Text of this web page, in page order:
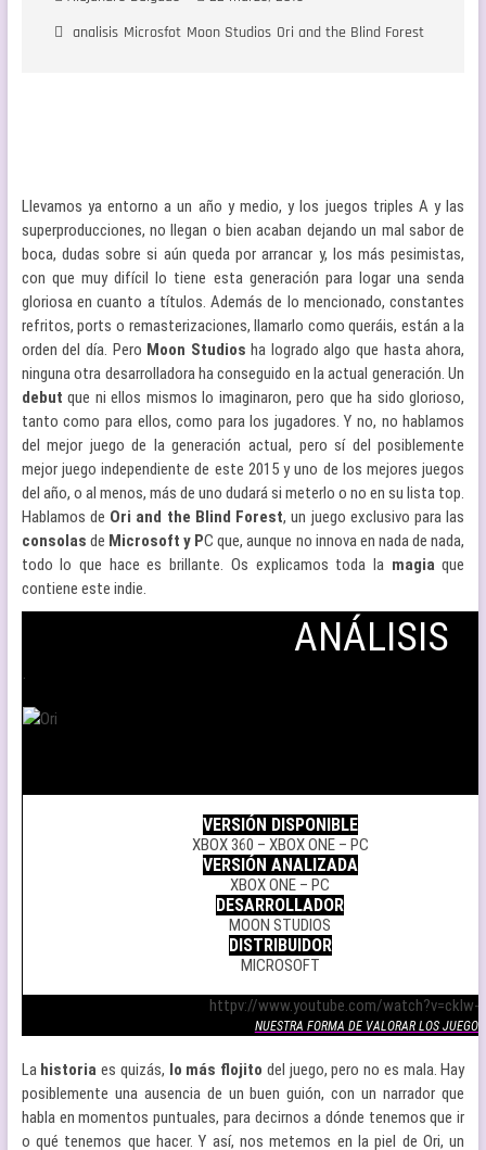
analisis Microsfot Moon Studios Ori and the Blind Forest
Llevamos ya entorno a un año y medio, y los juegos triples A y las
superproducciones, no llegan o bien acaban dejando un mal sabor de
boca, dudas sobre si aún queda por arrancar y, los más pesimistas,
con que muy difícil lo tiene esta generación para logar una senda
gloriosa en cuanto a títulos. Además de lo mencionado, constantes
refritos, ports o remasterizaciones, llamarlo como queráis, están a la
orden del día. Pero Moon Studios ha logrado algo que hasta ahora,
ninguna otra desarrolladora ha conseguido en la actual generación. Un
debut que ni ellos mismos lo imaginaron, pero que ha sido glorioso,
tanto como para ellos, como para los jugadores. Y no, no hablamos
del mejor juego de la generación actual, pero sí del posiblemente
mejor juego independiente de este 2015 y uno de los mejores juegos
del año, o al menos, más de uno dudará si meterlo o no en su lista top.
Hablamos de Ori and the Blind Forest, un juego exclusivo para las
consolas de Microsoft y PC que, aunque no innova en nada de nada,
todo lo que hace es brillante. Os explicamos toda la magiaque
contiene este indie.
ANÁLISIS
.
VERSIÓN DISPONIBLE
XBOX 360 – XBOX ONE – PC
VERSIÓN ANALIZADA
XBOX ONE – PC
DESARROLLADOR
MOON STUDIOS
DISTRIBUIDOR
MICROSOFT
httpv://www.youtube.com/watch?v=cklw-
NUESTRA FORMA DE VALORAR LOS JUEGOS
La historia es quizás, lo más flojito del juego, pero no es mala. Hay
posiblemente una ausencia de un buen guión, con un narrador que
habla en momentos puntuales, para decirnos a dónde tenemos que ir
o qué tenemos que hacer. Y así, nos metemos en la piel de Ori, un